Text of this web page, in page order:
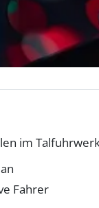
im
Fahrer